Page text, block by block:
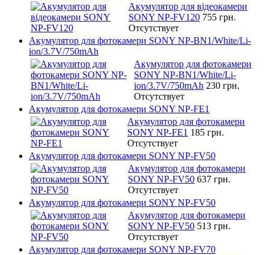
Акумулятор для відеокамери
SONY NP-FV120 755 грн.
Отсутствует
Акумулятор для фотокамери SONY NP-BN1/White/Li-
ion/3.7V/750mAh
Акумулятор для фотокамери
SONY NP-BN1/White/Li-
ion/3.7V/750mAh 230 грн.
Отсутствует
Акумулятор для фотокамери SONY NP-FE1
Акумулятор для фотокамери
SONY NP-FE1 185 грн.
Отсутствует
Акумулятор для фотокамери SONY NP-FV50
Акумулятор для фотокамери
SONY NP-FV50 637 грн.
Отсутствует
Акумулятор для фотокамери SONY NP-FV50
Акумулятор для фотокамери
SONY NP-FV50 513 грн.
Отсутствует
Акумулятор для фотокамери SONY NP-FV70